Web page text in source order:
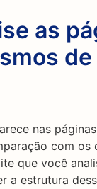
as
de
nas
com os
que você
a estrutura